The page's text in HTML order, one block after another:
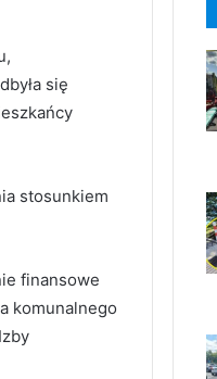
się
stosunkiem
finansowe
komunalnego